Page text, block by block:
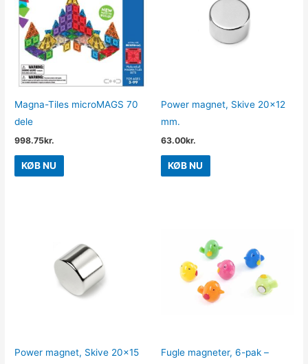
Magna-Tiles microMAGS 70
dele
998.75kr.
KØB NU
Power magnet, Skive 20×12
mm.
63.00kr.
KØB NU
Power magnet, Skive 20×15
Fugle magneter, 6-pak –